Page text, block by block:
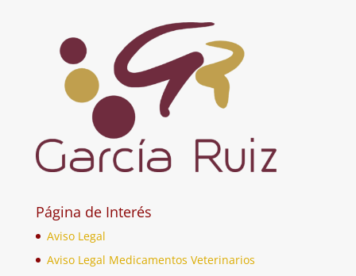
Página de Interés
Aviso Legal
Aviso Legal Medicamentos Veterinarios